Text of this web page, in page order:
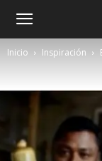
Inicio Inspiración